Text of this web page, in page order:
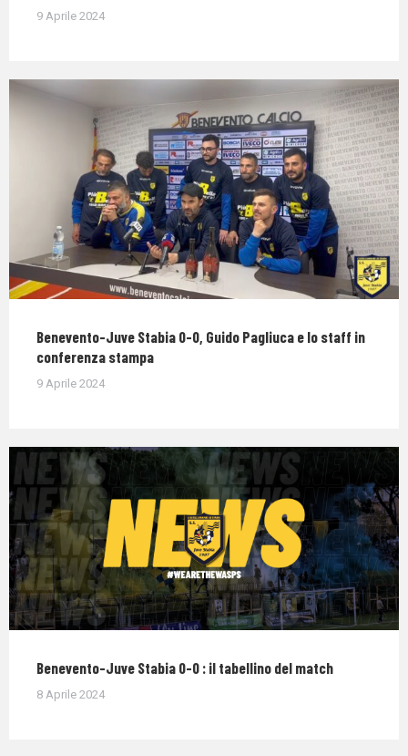
9 Aprile 2024
Benevento-Juve Stabia 0-0, Guido Pagliuca e lo staff in
conferenza stampa
9 Aprile 2024
Benevento-Juve Stabia 0-0 : il tabellino del match
8 Aprile 2024